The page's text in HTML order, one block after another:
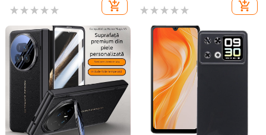
electroplacare, protecție anti-cădere
add_shopping_cart
amprente
add_shopping_cart